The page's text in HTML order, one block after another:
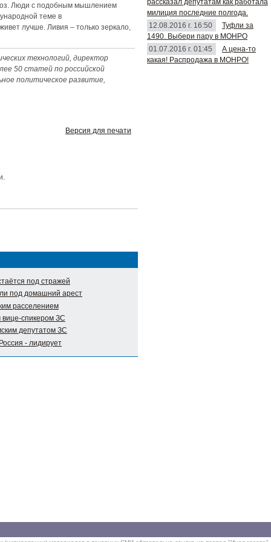
Люди с подобным мышлением
теме в
лучше. Ливия – только зеркало,
технологий, директор
50 статей по российской
политическое развитие,
Версия для печати
под стражей
под домашний арест
расселением
спикером ЗС
депутатом ЗС
- лидирует
милиция последние полгода.
12.08.2016 г. 16:50
Туфли за
1490. Выбери пару в МОНРО
01.07.2016 г. 01:45
А цена-то
какая! Распродажа в МОНРО!